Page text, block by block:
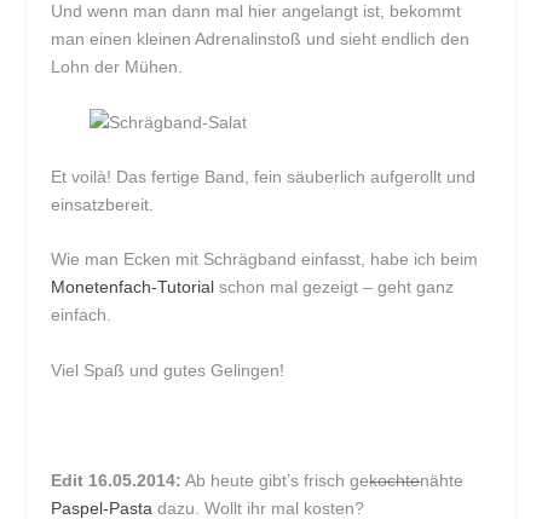
Und wenn man dann mal hier angelangt ist, bekommt
man einen kleinen Adrenalinstoß und sieht endlich den
Lohn der Mühen.
Et voilà! Das fertige Band, fein säuberlich aufgerollt und
einsatzbereit.
Wie man Ecken mit Schrägband einfasst, habe ich beim
Monetenfach-Tutorial schon mal gezeigt – geht ganz
einfach.
Viel Spaß und gutes Gelingen!
Edit 16.05.2014: Ab heute gibt’s frisch gekochtenähte
Paspel-Pasta dazu. Wollt ihr mal kosten?